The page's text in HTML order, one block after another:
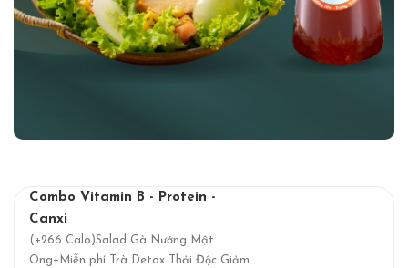
Combo Vitamin B - Protein -
Canxi
(+266 Calo)Salad Gà Nướng Mật
Ong+Miễn phí Trà Detox Thải Độc Giảm